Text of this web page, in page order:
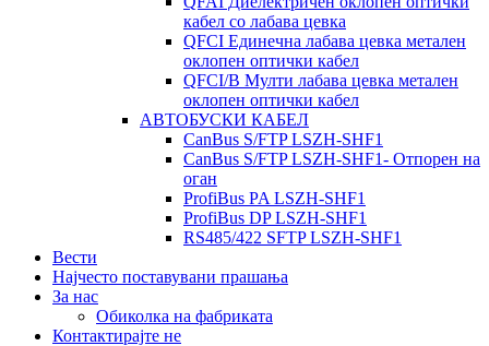
кабел со лабава цевка
QFCI Единечна лабава цевка метален
оклопен оптички кабел
QFCI/B Мулти лабава цевка метален
оклопен оптички кабел
АВТОБУСКИ КАБЕЛ
CanBus S/FTP LSZH-SHF1
CanBus S/FTP LSZH-SHF1- Отпорен на
оган
ProfiBus PA LSZH-SHF1
ProfiBus DP LSZH-SHF1
RS485/422 SFTP LSZH-SHF1
Вести
Најчесто поставувани прашања
За нас
Обиколка на фабриката
Контактирајте не